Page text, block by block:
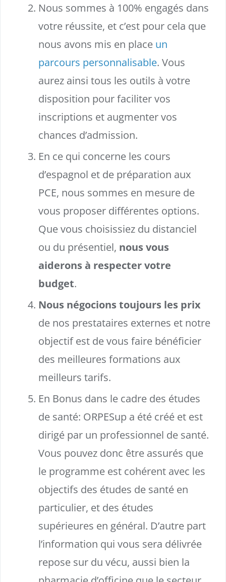
Nous sommes à 100% engagés dans
votre réussite, et c’est pour cela que
nous avons mis en place un
parcours personnalisable. Vous
aurez ainsi tous les outils à votre
disposition pour faciliter vos
inscriptions et augmenter vos
chances d’admission.
En ce qui concerne les cours
d’espagnol et de préparation aux
PCE, nous sommes en mesure de
vous proposer différentes options.
Que vous choisissiez du distanciel
ou du présentiel, nous vous
aiderons à respecter votre
budget.
Nous négocions toujours les prix
de nos prestataires externes et notre
objectif est de vous faire bénéficier
des meilleures formations aux
meilleurs tarifs.
En Bonus dans le cadre des études
de santé: ORPESup a été créé et est
dirigé par un professionnel de santé.
Vous pouvez donc être assurés que
le programme est cohérent avec les
objectifs des études de santé en
particulier, et des études
supérieures en général. D’autre part
l’information qui vous sera délivrée
repose sur du vécu, aussi bien la